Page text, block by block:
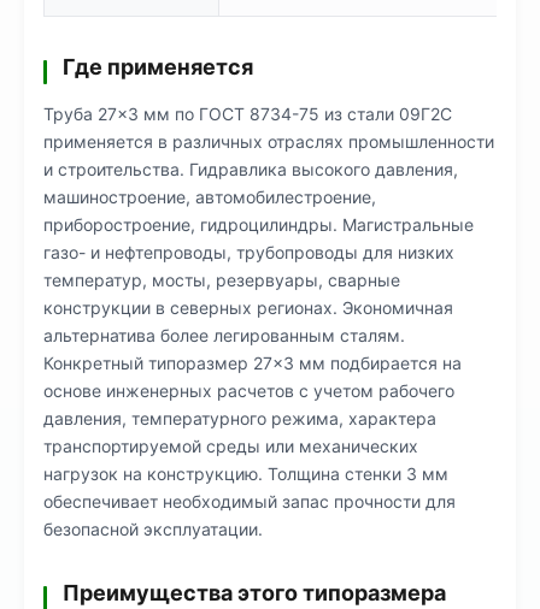
Где применяется
Труба 27×3 мм по ГОСТ 8734-75 из стали 09Г2С
применяется в различных отраслях промышленности
и строительства. Гидравлика высокого давления,
машиностроение, автомобилестроение,
приборостроение, гидроцилиндры. Магистральные
газо- и нефтепроводы, трубопроводы для низких
температур, мосты, резервуары, сварные
конструкции в северных регионах. Экономичная
альтернатива более легированным сталям.
Конкретный типоразмер 27×3 мм подбирается на
основе инженерных расчетов с учетом рабочего
давления, температурного режима, характера
транспортируемой среды или механических
нагрузок на конструкцию. Толщина стенки 3 мм
обеспечивает необходимый запас прочности для
безопасной эксплуатации.
Преимущества этого типоразмера